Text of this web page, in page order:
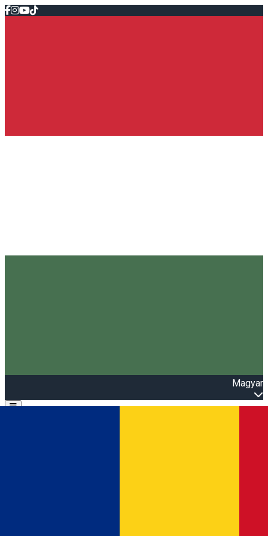
Magyar
Open main menu